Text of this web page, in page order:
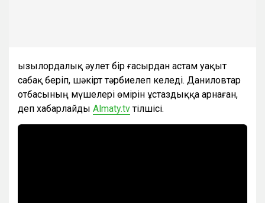
Қызылордалық әулет бір ғасырдан астам уақыт
сабақ беріп, шәкірт тәрбиелеп келеді. Даниловтар
отбасының мүшелері өмірін ұстаздыққа арнаған,
деп хабарлайды Almaty.tvтілшісі.